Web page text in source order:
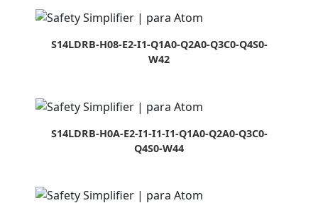
S14LDRB-H08-E2-I1-Q1A0-Q2A0-Q3C0-Q4S0-
W42
S14LDRB-H0A-E2-I1-I1-I1-Q1A0-Q2A0-Q3C0-
Q4S0-W44